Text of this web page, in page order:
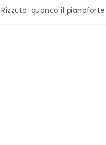
quando il pianoforte